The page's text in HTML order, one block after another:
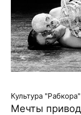
Культура "Рабкора"
Мечты